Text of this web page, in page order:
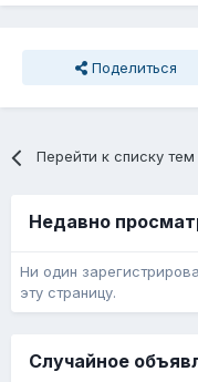
Поделиться
Перейти к списку тем
Недавно
Ни один
эту страницу.
Случайное